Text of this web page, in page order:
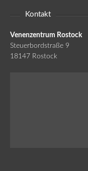
Kontakt
Venenzentrum Rostock
Steuerbordstraße 9
18147 Rostock